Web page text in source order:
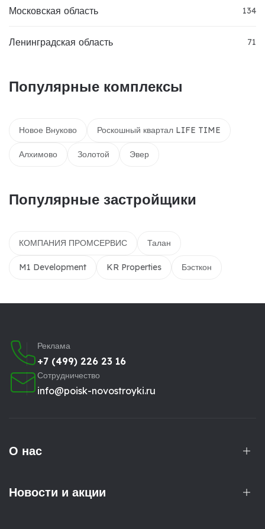
Московская область 134
Ленинградская область 71
Популярные комплексы
Новое Внуково Роскошный квартал LIFE TIME
Алхимово Золотой Эвер
Популярные застройщики
КОМПАНИЯ ПРОМСЕРВИС Талан
M1 Development KR Properties Бэсткон
Реклама
+7 (499) 226 23 16
Сотрудничество
info@poisk-novostroyki.ru
О нас
Новости и акции